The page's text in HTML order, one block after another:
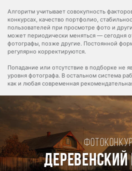
Алгоритм учитывает совокупность
конкурсах, качество портфолио,
пользователей при просмотре фото и
может периодически меняться — сегодня
фотографы, позже другие. Постоянной
регулярно корректируются.
Попадание или отсутствие в подборке не
уровня фотографа. В остальном система
как и любая современная